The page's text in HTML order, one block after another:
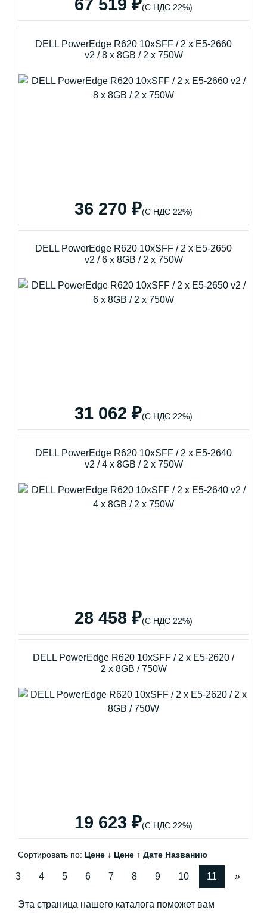
67 519 ₽(С НДС 22%)
DELL PowerEdge R620 10xSFF / 2 x E5-2660
v2 / 8 x 8GB / 2 x 750W
36 270 ₽(С НДС 22%)
DELL PowerEdge R620 10xSFF / 2 x E5-2650
v2 / 6 x 8GB / 2 x 750W
31 062 ₽(С НДС 22%)
DELL PowerEdge R620 10xSFF / 2 x E5-2640
v2 / 4 x 8GB / 2 x 750W
28 458 ₽(С НДС 22%)
DELL PowerEdge R620 10xSFF / 2 x E5-2620 /
2 x 8GB / 750W
19 623 ₽(С НДС 22%)
Сортировать по: Цене ↓ Цене ↑ Дате Названию
3 4 5 6 7 8 9 10 11 »
Эта страница нашего каталога поможет вам